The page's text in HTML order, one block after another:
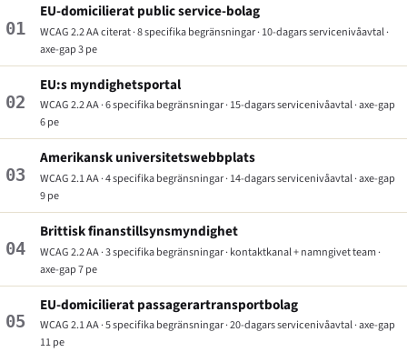
01
EU-domicilierat public service-bolag
WCAG 2.2 AA citerat · 8 specifika begränsningar · 10-dagars servicenivåavtal ·
axe-gap 3 pe
02
EU:s myndighetsportal
WCAG 2.2 AA · 6 specifika begränsningar · 15-dagars servicenivåavtal · axe-gap
6 pe
03
Amerikansk universitetswebbplats
WCAG 2.1 AA · 4 specifika begränsningar · 14-dagars servicenivåavtal · axe-gap
9 pe
04
Brittisk finanstillsynsmyndighet
WCAG 2.2 AA · 3 specifika begränsningar · kontaktkanal + namngivet team ·
axe-gap 7 pe
05
EU-domicilierat passagerartransportbolag
WCAG 2.1 AA · 5 specifika begränsningar · 20-dagars servicenivåavtal · axe-gap
11 pe